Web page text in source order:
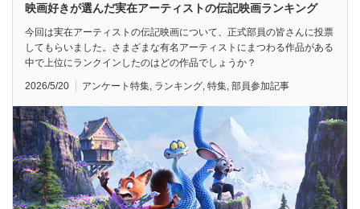
映画好きが選んだ実在アーティストの伝記映画ランキング
今回は実在アーティストの伝記映画について、正式部員の皆さんに投票
してもらいました。さまざまな有名アーティストにまつわる作品がある
中で上位にランクインしたのはどの作品でしょうか？
2026/5/20 アンケート特集, ランキング, 特集, 部員参加記事